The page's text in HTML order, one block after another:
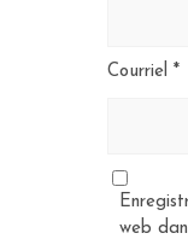
Courriel *
web